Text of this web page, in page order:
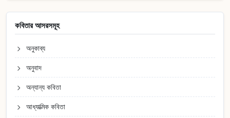
কবিতার আসরসমূহ
অনুকাব্য
অনুবাদ
অন্যান্য কবিতা
আধ্যাত্মিক কবিতা